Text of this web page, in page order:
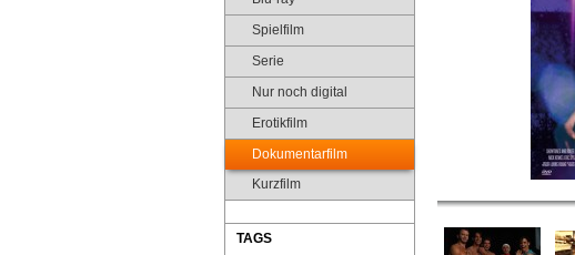
Spielfilm
Serie
Nur noch digital
Erotikfilm
Dokumentarfilm
Kurzfilm
TAGS